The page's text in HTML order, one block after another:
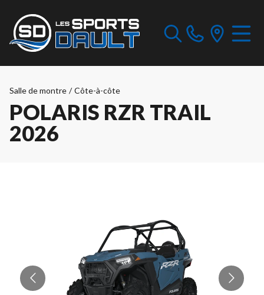
Salle de montre / Côte-à-côte
POLARIS RZR TRAIL
2026